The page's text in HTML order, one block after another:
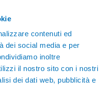
contenuti ed
dei social media e per
inoltre
il nostro sito con i nostri
dei dati web, pubblicità e
euro lordi all’anno, ossia
della logistica vanno
sistemi di trasporto e
dei prodotti,
di distribuzione per il